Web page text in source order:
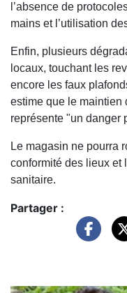
l’absence de
mains et l’utilisation
Enfin, plusieurs
locaux, touchant les
encore les faux
estime que le maintien
représente "un danger
Le magasin ne pourra
conformité des lieux et
sanitaire.
Partager :